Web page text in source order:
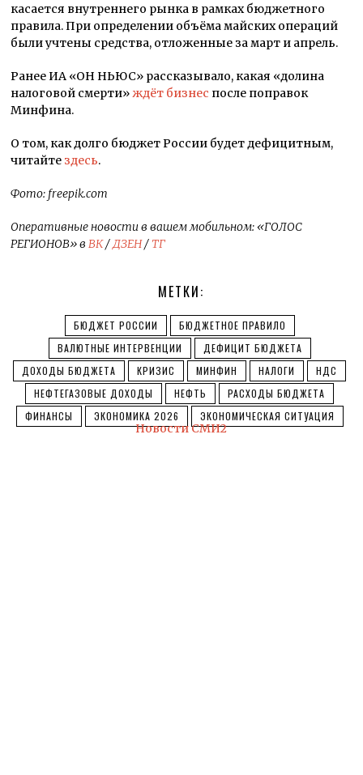
касается внутреннего рынка в рамках бюджетного
правила. При определении объёма майских операций
были учтены средства, отложенные за март и апрель.
Ранее ИА «ОН НЬЮС» рассказывало, какая «долина
налоговой смерти»ждёт бизнес после поправок
Минфина.
О том, как долго бюджет России будет дефицитным,
читайте здесь.
Фото: freepik.com
Оперативные новости в вашем мобильном: «ГОЛОС
РЕГИОНОВ» вВК/ДЗЕН/ ТГ
МЕТКИ:
БЮДЖЕТ РОССИИ
БЮДЖЕТНОЕ ПРАВИЛО
ВАЛЮТНЫЕ ИНТЕРВЕНЦИИ
ДЕФИЦИТ БЮДЖЕТА
ДОХОДЫ БЮДЖЕТА
КРИЗИС МИНФИН НАЛОГИ
НДС
НЕФТЕГАЗОВЫЕ ДОХОДЫ
НЕФТЬ
РАСХОДЫ БЮДЖЕТА
ФИНАНСЫ
ЭКОНОМИКА 2026 ЭКОНОМИЧЕСКАЯ СИТУАЦИЯ
Новости СМИ2